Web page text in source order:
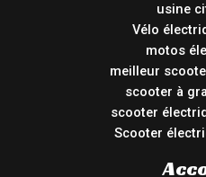
usine
Vélo
motos
meilleur
scooter à
scooter
Scooter